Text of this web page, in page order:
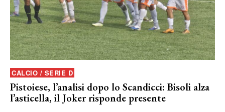
CALCIO / SERIE D
Pistoiese, l’analisi dopo lo Scandicci: Bisoli alza
l’asticella, il Joker risponde presente